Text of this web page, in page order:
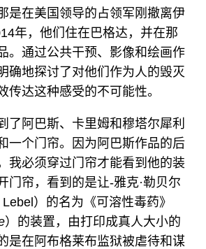
是在美国领导的占领军刚撤离伊
年，他们住在巴格达，并在那
。通过公共干预、影像和绘画作
确地探讨了对他们作为人的毁灭
传达这种感受的不可能性。
了阿巴斯、卡里姆和穆塔尔犀利
一个门帘。因为阿巴斯作品的后
我必须穿过门帘才能看到他的装
门帘，看到的是让-雅克·勒贝尔
Lebel）的名为《可溶性毒药》
）的装置，由打印成真人大小的
是在阿布格莱布监狱被虐待和谋